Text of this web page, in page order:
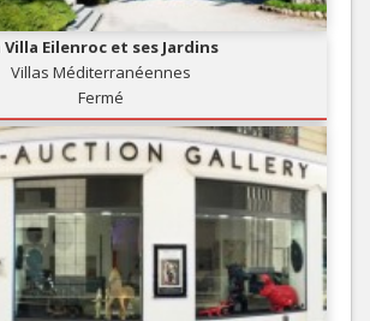
Villa Eilenroc et ses Jardins
Villas Méditerranéennes
Fermé